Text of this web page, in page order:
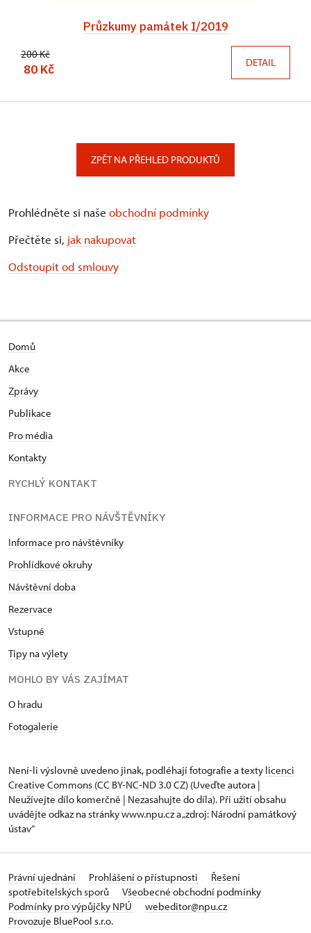
Průzkumy památek I/2019
200 Kč
80 Kč DETAIL
ZPĚT NA PŘEHLED PRODUKTŮ
Prohlédněte si naše obchodní podmínky
Přečtěte si, jak nakupovat
Odstoupit od smlouvy
Domů
Akce
Zprávy
Publikace
Pro média
Kontakty
RYCHLÝ KONTAKT
INFORMACE PRO NÁVŠTĚVNÍKY
Informace pro návštěvníky
Prohlídkové okruhy
Návštěvní doba
Rezervace
Vstupné
Tipy na výlety
MOHLO BY VÁS ZAJÍMAT
O hradu
Fotogalerie
Není-li výslovně uvedeno jinak, podléhají fotografie a texty licenci
Creative Commons (CC BY-NC-ND 3.0 CZ) (Uveďte autora |
Neužívejte dílo komerčně | Nezasahujte do díla). Při užití obsahu
uvádějte odkaz na stránky www.npu.cz a „zdroj: Národní památkový
ústav“
Právní ujednání Prohlášení o přístupnosti
Řešení
spotřebitelských sporů
Všeobecné obchodní podmínky
Podmínky pro výpůjčky NPÚ
webeditor@npu.cz
Provozuje BluePool s.r.o.